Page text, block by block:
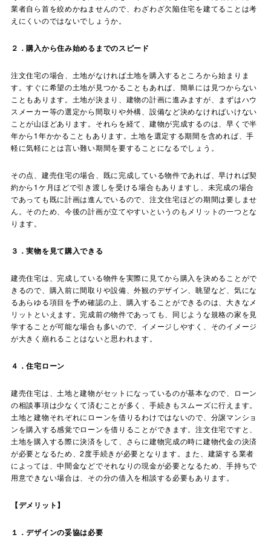
業者自ら首を絞めかねませんので、わざわざ欠陥住宅を建てることは考
えにくいのではないでしょうか。
２．購入から住み始めるまでのスピード
注文住宅の場合、土地がなければ土地を購入するところから始まりま
す。すぐに希望の土地が見つかることもあれば、簡単には見つからない
こともあります。土地が決まり、建物の計画に進みますが、まずはハウ
スメーカー等の選定から間取りや外構、設備など決めなければいけない
ことが山ほどあります。それらを経て、建物が完成するのは、早くで半
年から1年かかることもあります。土地を選定する期間を含めれば、手
軽に気軽にとは言い難い期間を要することになるでしょう。
その点、建売住宅の場合、既に完成している物件であれば、早ければ契
約から1ケ月ほどで引き渡しを受ける場合もありますし、未完成の場合
であっても既に計画は進んでいるので、注文住宅ほどの期間は要しませ
ん。そのため、今後の計画が立てやすいというのもメリットの一つとな
ります。
３．実物を見て購入できる
建売住宅は、完成している物件を実際に見てから購入を決めることがで
きるので、購入前に間取りや設備、外観のデザイン、眺望など、気にな
るあらゆる項目を予め確認の上、購入することができるのは、大きなメ
リットといえます。完成前の物件であっても、同じような規格の家を見
学することが可能な場合も多いので、イメージしやすく、そのイメージ
が大きく崩れることはないと思われます。
４．住宅ローン
建売住宅は、土地と建物がセットになっているのが基本なので、ローン
の相談事項は少なくて済むことが多く、手続きもスムーズに行えます。
土地と建物それぞれにローンを借りるわけではないので、分譲マンショ
ンを購入する感覚でローンを借りることができます。注文住宅ですと、
土地を購入する際に決済をして、さらに建物完成の時に建物代金の決済
が必要となるため、2度手続きが必要となります。また、建築する業者
によっては、中間金などでそれなりの現金が必要となるため、手持ちで
用意できない場合は、その分の借入を相談する必要もあります。
【デメリット】
１．デザインの妥協は必要